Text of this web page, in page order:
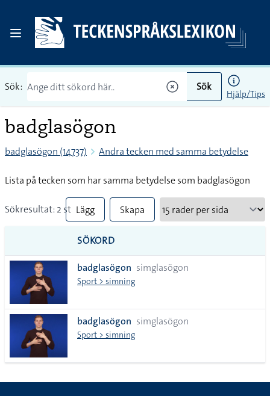
Sök: Sök
Hjälp/Tips
badglasögon
badglasögon (14737) Andra tecken med samma betydelse
Lista på tecken som har samma betydelse som badglasögon
Sökresultat: 2 st Lägg
till
alla i
lista
Skapa
SÖKORD
badglasögon simglasögon
Sport > simning
badglasögon simglasögon
Sport > simning